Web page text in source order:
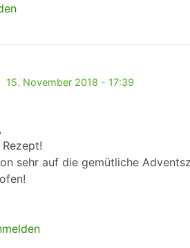
15. November 2018 - 17:39
sehr auf die gemütliche